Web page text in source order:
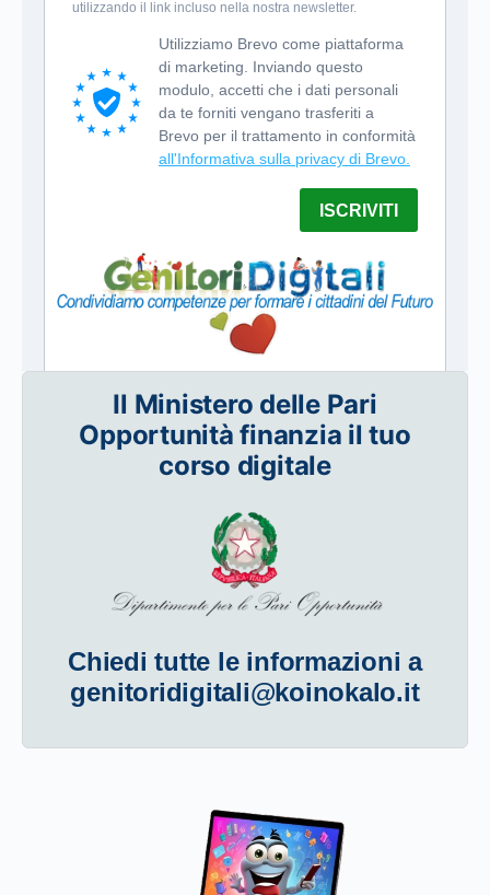
Il Ministero delle Pari
Opportunità finanzia il tuo
corso digitale
Chiedi tutte le informazioni a
genitoridigitali@koinokalo.it